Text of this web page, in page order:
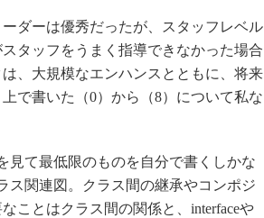
ダーは優秀だったが、スタッフレベル
タッフをうまく指導できなかった場合
、大規模なエンハンスとともに、将来
で書いた（0）から（8）について私な
て最低限のものを自分で書くしかな
ス関連図。クラス間の継承やコンポジ
ことはクラス間の関係と、interfaceや